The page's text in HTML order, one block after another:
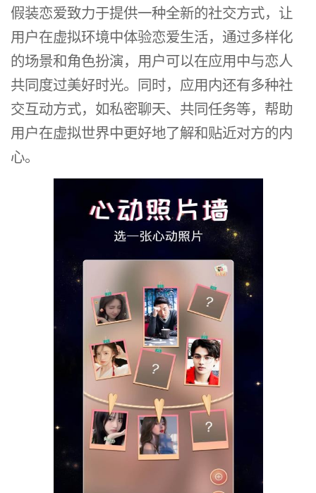
假装恋爱致力于提供一种全新的社交方式，让
用户在虚拟环境中体验恋爱生活，通过多样化
的场景和角色扮演，用户可以在应用中与恋人
共同度过美好时光。同时，应用内还有多种社
交互动方式，如私密聊天、共同任务等，帮助
用户在虚拟世界中更好地了解和贴近对方的内
心。